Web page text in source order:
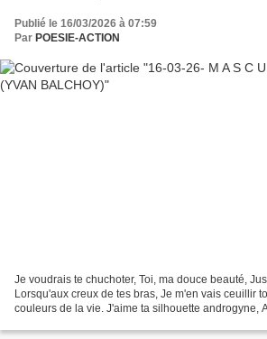
Publié le 16/03/2026 à 07:59
Par POESIE-ACTION
Je voudrais te chuchoter, Toi, ma douce beauté,
Lorsqu'aux creux de tes bras, Je m'en vais ceuillir
couleurs de la vie. J'aime ta silhouette androgyne,